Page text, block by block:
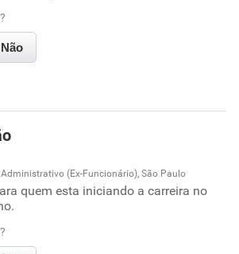
a diretoria
Não
(Ex-Funcionário), São Paulo
quem esta iniciando a carreira no